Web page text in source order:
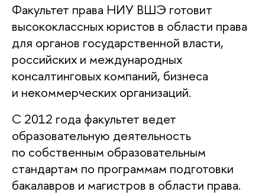
Факультет права НИУ ВШЭ готовит
высококлассных юристов в области права
для органов государственной власти,
российских и международных
консалтинговых компаний, бизнеса
и некоммерческих организаций.
С 2012 года факультет ведет
образовательную деятельность
по собственным образовательным
стандартам по программам подготовки
бакалавров и магистров в области права.